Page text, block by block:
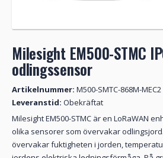
Milesight EM500-STMC
odlingssensor
Artikelnummer: M500-SMTC-868M-MEC2
Leveranstid: Obekräftat
Milesight EM500-STMC är en LoRaWAN
olika sensorer som övervakar
övervakar fuktigheten i jorden,